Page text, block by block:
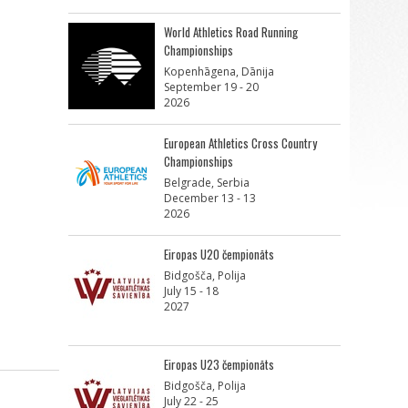
World Athletics Road Running
Championships
Kopenhāgena, Dānija
September 19 - 20
2026
European Athletics Cross Country
Championships
Belgrade, Serbia
December 13 - 13
2026
Eiropas U20 čempionāts
Bidgošča, Polija
July 15 - 18
2027
Eiropas U23 čempionāts
Bidgošča, Polija
July 22 - 25